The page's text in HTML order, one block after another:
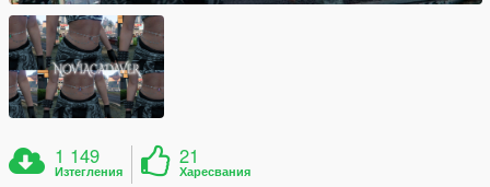
1 149
Изтегления
21
Харесвания